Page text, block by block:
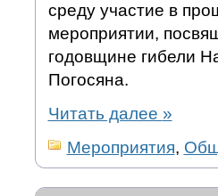
среду участие в
мероприятии,
годовщине гибели
Погосяна.
Читать далее »
Мероприятия,